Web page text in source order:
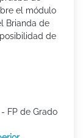
el módulo
Brianda de
de
FP de Grado